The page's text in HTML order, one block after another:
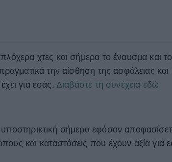
χτες και σήμερα το έναυσμα και
την αίσθηση της ασφάλειας και
για εσάς. Διαβάστε τη συνέχεια εδώ
σήμερα εφόσον
και καταστάσεις που έχουν αξία για